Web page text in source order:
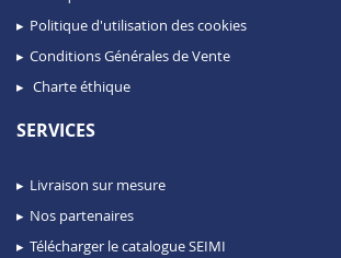
Politique d'utilisation des cookies
Conditions Générales de Vente
Charte éthique
SERVICES
Livraison sur mesure
Nos partenaires
Télécharger le catalogue SEIMI